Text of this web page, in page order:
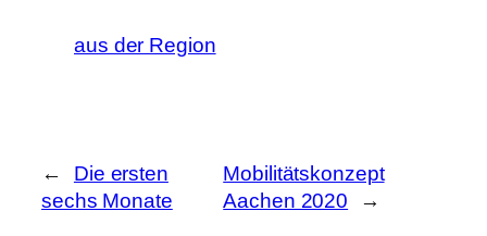
aus der Region
←
Die ersten
sechs Monate
Mobilitätskonzept
Aachen 2020
→